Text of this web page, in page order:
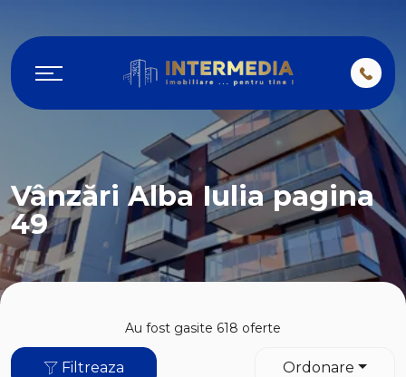
Vânzări Alba Iulia pagina
49
Au fost gasite 618 oferte
Ordonare
Filtreaza